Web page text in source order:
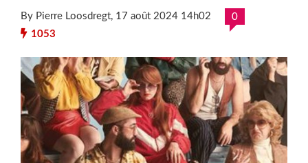
By Pierre Loosdregt, 17 août 2024 14h02
0
1053